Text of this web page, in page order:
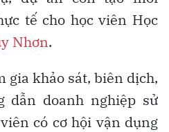
tế cho học viên Học
Nhơn.
gia khảo sát, biên dịch,
dẫn doanh nghiệp sử
có cơ hội vận dụng